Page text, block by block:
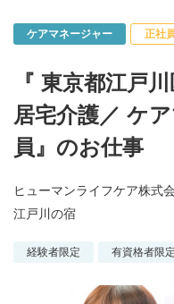
ケアマネージャー 正社
『 東京都江戸
居宅介護／ ケ
員』のお仕事
ヒューマンライフケア株式
江戸川の宿
経験者限定 有資格者限定